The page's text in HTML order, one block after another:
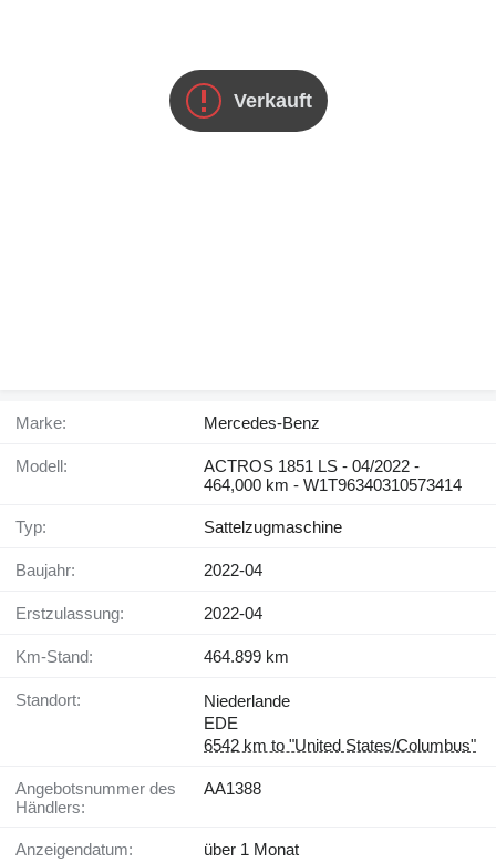
Verkauft
Marke: Mercedes-Benz
Modell:
ACTROS 1851 LS - 04/2022 -
464,000 km - W1T96340310573414
Typ: Sattelzugmaschine
Baujahr: 2022-04
Erstzulassung: 2022-04
Km-Stand: 464.899 km
Standort:
Niederlande
EDE
6542 km to "United States/Columbus"
Angebotsnummer des
Händlers:
AA1388
Anzeigendatum: über 1 Monat